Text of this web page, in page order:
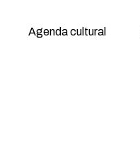
Agenda cultural